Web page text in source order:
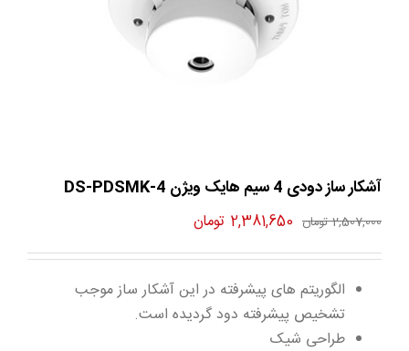
آشکار ساز دودی 4 سیم هایک ویژن DS-PDSMK-4
2,507,000تومان قیمت
بود.
2,381,650 تومانقیمت
است.
الگوریتم های پیشرفته در این آشکار ساز موجب
تشخیص پیشرفته دود گردیده است.
طراحی شیک